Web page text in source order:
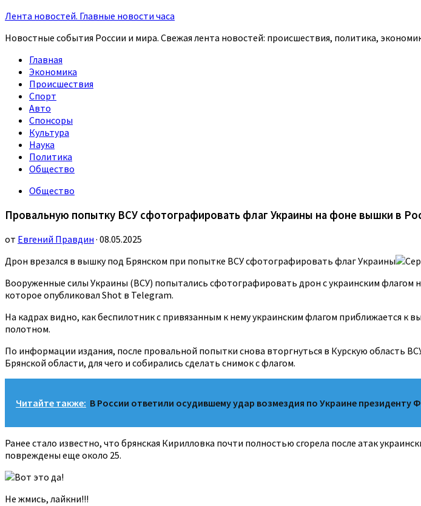
Лента новостей. Главные новости часа
Новостные события России и мира. Свежая лента новостей: происшествия, политика,
Главная
Экономика
Происшествия
Спорт
Авто
Спонсоры
Культура
Наука
Политика
Общество
Общество
Провальную попытку ВСУ сфотографировать флаг Украины на фоне вышки в
от Евгений Правдин · 08.05.2025
Дрон врезался в вышку под Брянском при попытке ВСУ сфотографировать флаг Украины
Вооруженные силы Украины (ВСУ) попытались сфотографировать дрон с украинским
которое опубликовал Shot в Telegram.
На кадрах видно, как беспилотник с привязанным к нему украинским флагом приближается к
полотном.
По информации издания, после провальной попытки снова вторгнуться в Курскую область
Брянской области, для чего и собирались сделать снимок с флагом.
Читайте также: В России ответили осудившему удар возмездия по Украине президенту
Ранее стало известно, что брянская Кирилловка почти полностью сгорела после атак
повреждены еще около 25.
Вот это да!
Не жмись, лайкни!!!